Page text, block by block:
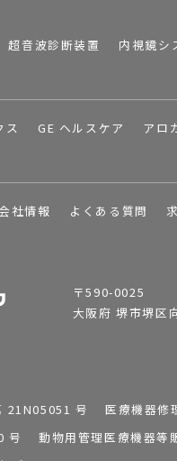
超音波診断装置 内視鏡シ
ス GE ヘルスケア アロ
社情報 よくある質問
〒590-0025
大阪府 堺市堺区
21N05051 号 医療機器修
動物用管理医療機器等